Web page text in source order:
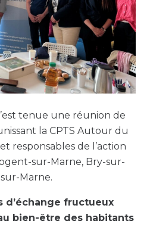
tenue une réunion de
la CPTS Autour du
responsables de l’action
sur-Marne, Bry-sur-
Marne.
d’échange fructueux
bien-être des habitants